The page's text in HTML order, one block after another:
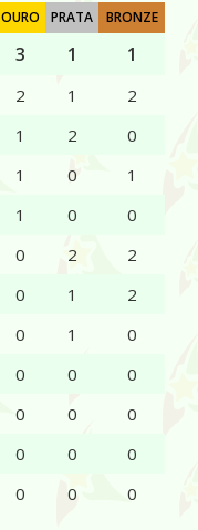
OURO PRATA BRONZE
3 1 1
2 1
2
1 2
0
1 0
1
1 0
0
0 2
2
0 1
2
0 1
0
0 0
0
0 0
0
0 0
0
0 0 0